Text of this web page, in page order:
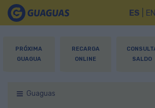
ES EN
PRÓXIMA
GUAGUA
RECARGA
ONLINE
SALDO
Guaguas